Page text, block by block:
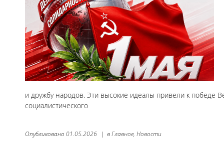
и дружбу народов. Эти высокие идеалы привели к победе
социалистического
Опубликовано 01.05.2026 | вГлавное, Новости